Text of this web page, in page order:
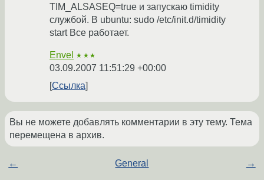
TIM_ALSASEQ=true и запускаю timidity
службой. В ubuntu: sudo /etc/init.d/timidity
start Все работает.
Envel ★★★
03.09.2007 11:51:29 +00:00
Ссылка
Вы не можете добавлять комментарии в эту тему. Тема
перемещена в архив.
← General →